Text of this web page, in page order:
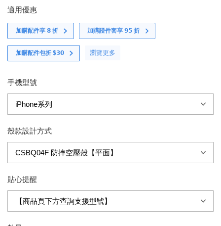
適用優惠
加購配件享 𝟴 折 加購證件套享 𝟵𝟱 折
加購配件包折 $𝟯𝟬 瀏覽更多
手機型號
殼款設計方式
貼心提醒